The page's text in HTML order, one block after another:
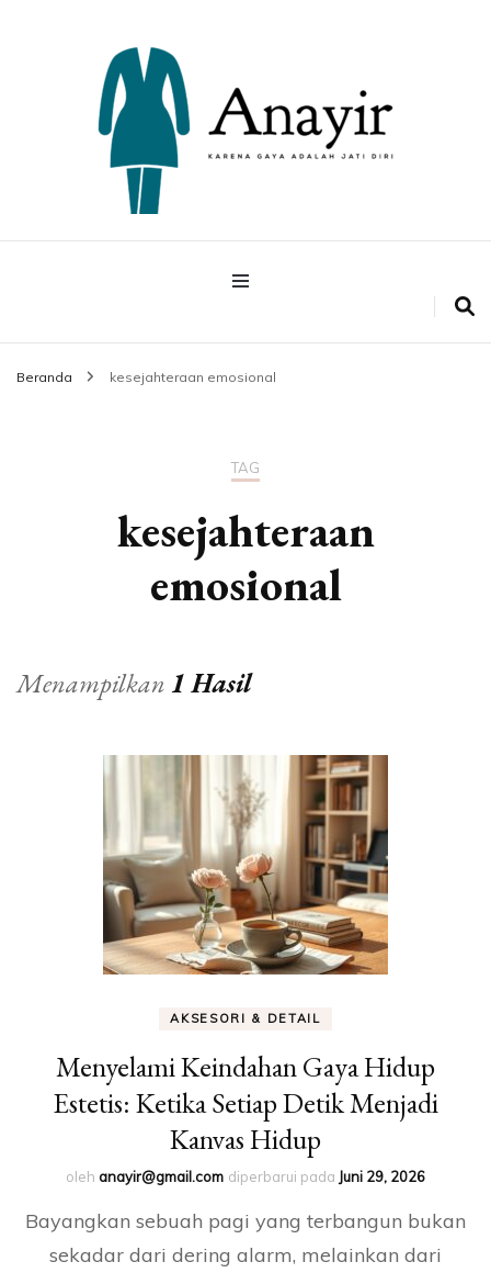
Anayir
Karena Gaya Adalah Jati Diri
Beranda kesejahteraan emosional
TAG
kesejahteraan
emosional
Menampilkan1 Hasil
AKSESORI & DETAIL
Menyelami Keindahan Gaya Hidup
Estetis: Ketika Setiap Detik Menjadi
Kanvas Hidup
oleh anayir@gmail.com diperbarui pada Juni 29, 2026
Bayangkan sebuah pagi yang terbangun bukan
sekadar dari dering alarm, melainkan dari